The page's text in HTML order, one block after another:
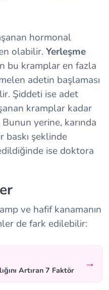
hormonal
olabilir. Yerleşme
bu kramplar en fazla
adetin başlaması
Şiddeti ise adet
kramplar kadar
Bunun yerine, karında
baskı şeklinde
ise doktora
ve hafif kanamanın
de fark edilebilir:
Artıran 7 Faktör →